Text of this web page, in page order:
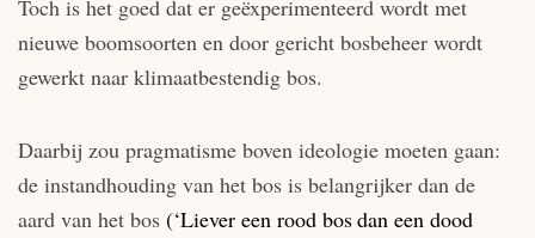
Toch is het goed dat er geëxperimenteerd wordt met
nieuwe boomsoorten en door gericht bosbeheer wordt
gewerkt naar klimaat­bestendig bos.
Daarbij zou pragmatisme boven ideologie moeten gaan:
de instandhouding van het bos is belangrijker dan de
aard van het bos (‘Liever een rood bos dan een dood